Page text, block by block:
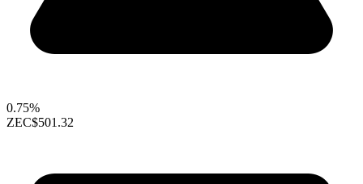
0.75%
ZEC$501.32